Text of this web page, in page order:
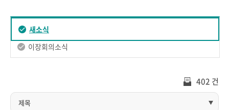
새소식
이장회의소식
402 건